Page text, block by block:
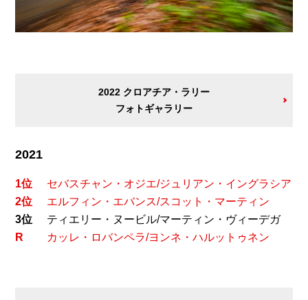
2022 クロアチア・ラリー
フォトギャラリー
2021
1位
セバスチャン・オジエ/ジュリアン・イングラシア
2位
エルフィン・エバンス/スコット・マーティン
3位
ティエリー・ヌービル/マーティン・ヴィーデガ
R
カッレ・ロバンペラ/ヨンネ・ハルットゥネン